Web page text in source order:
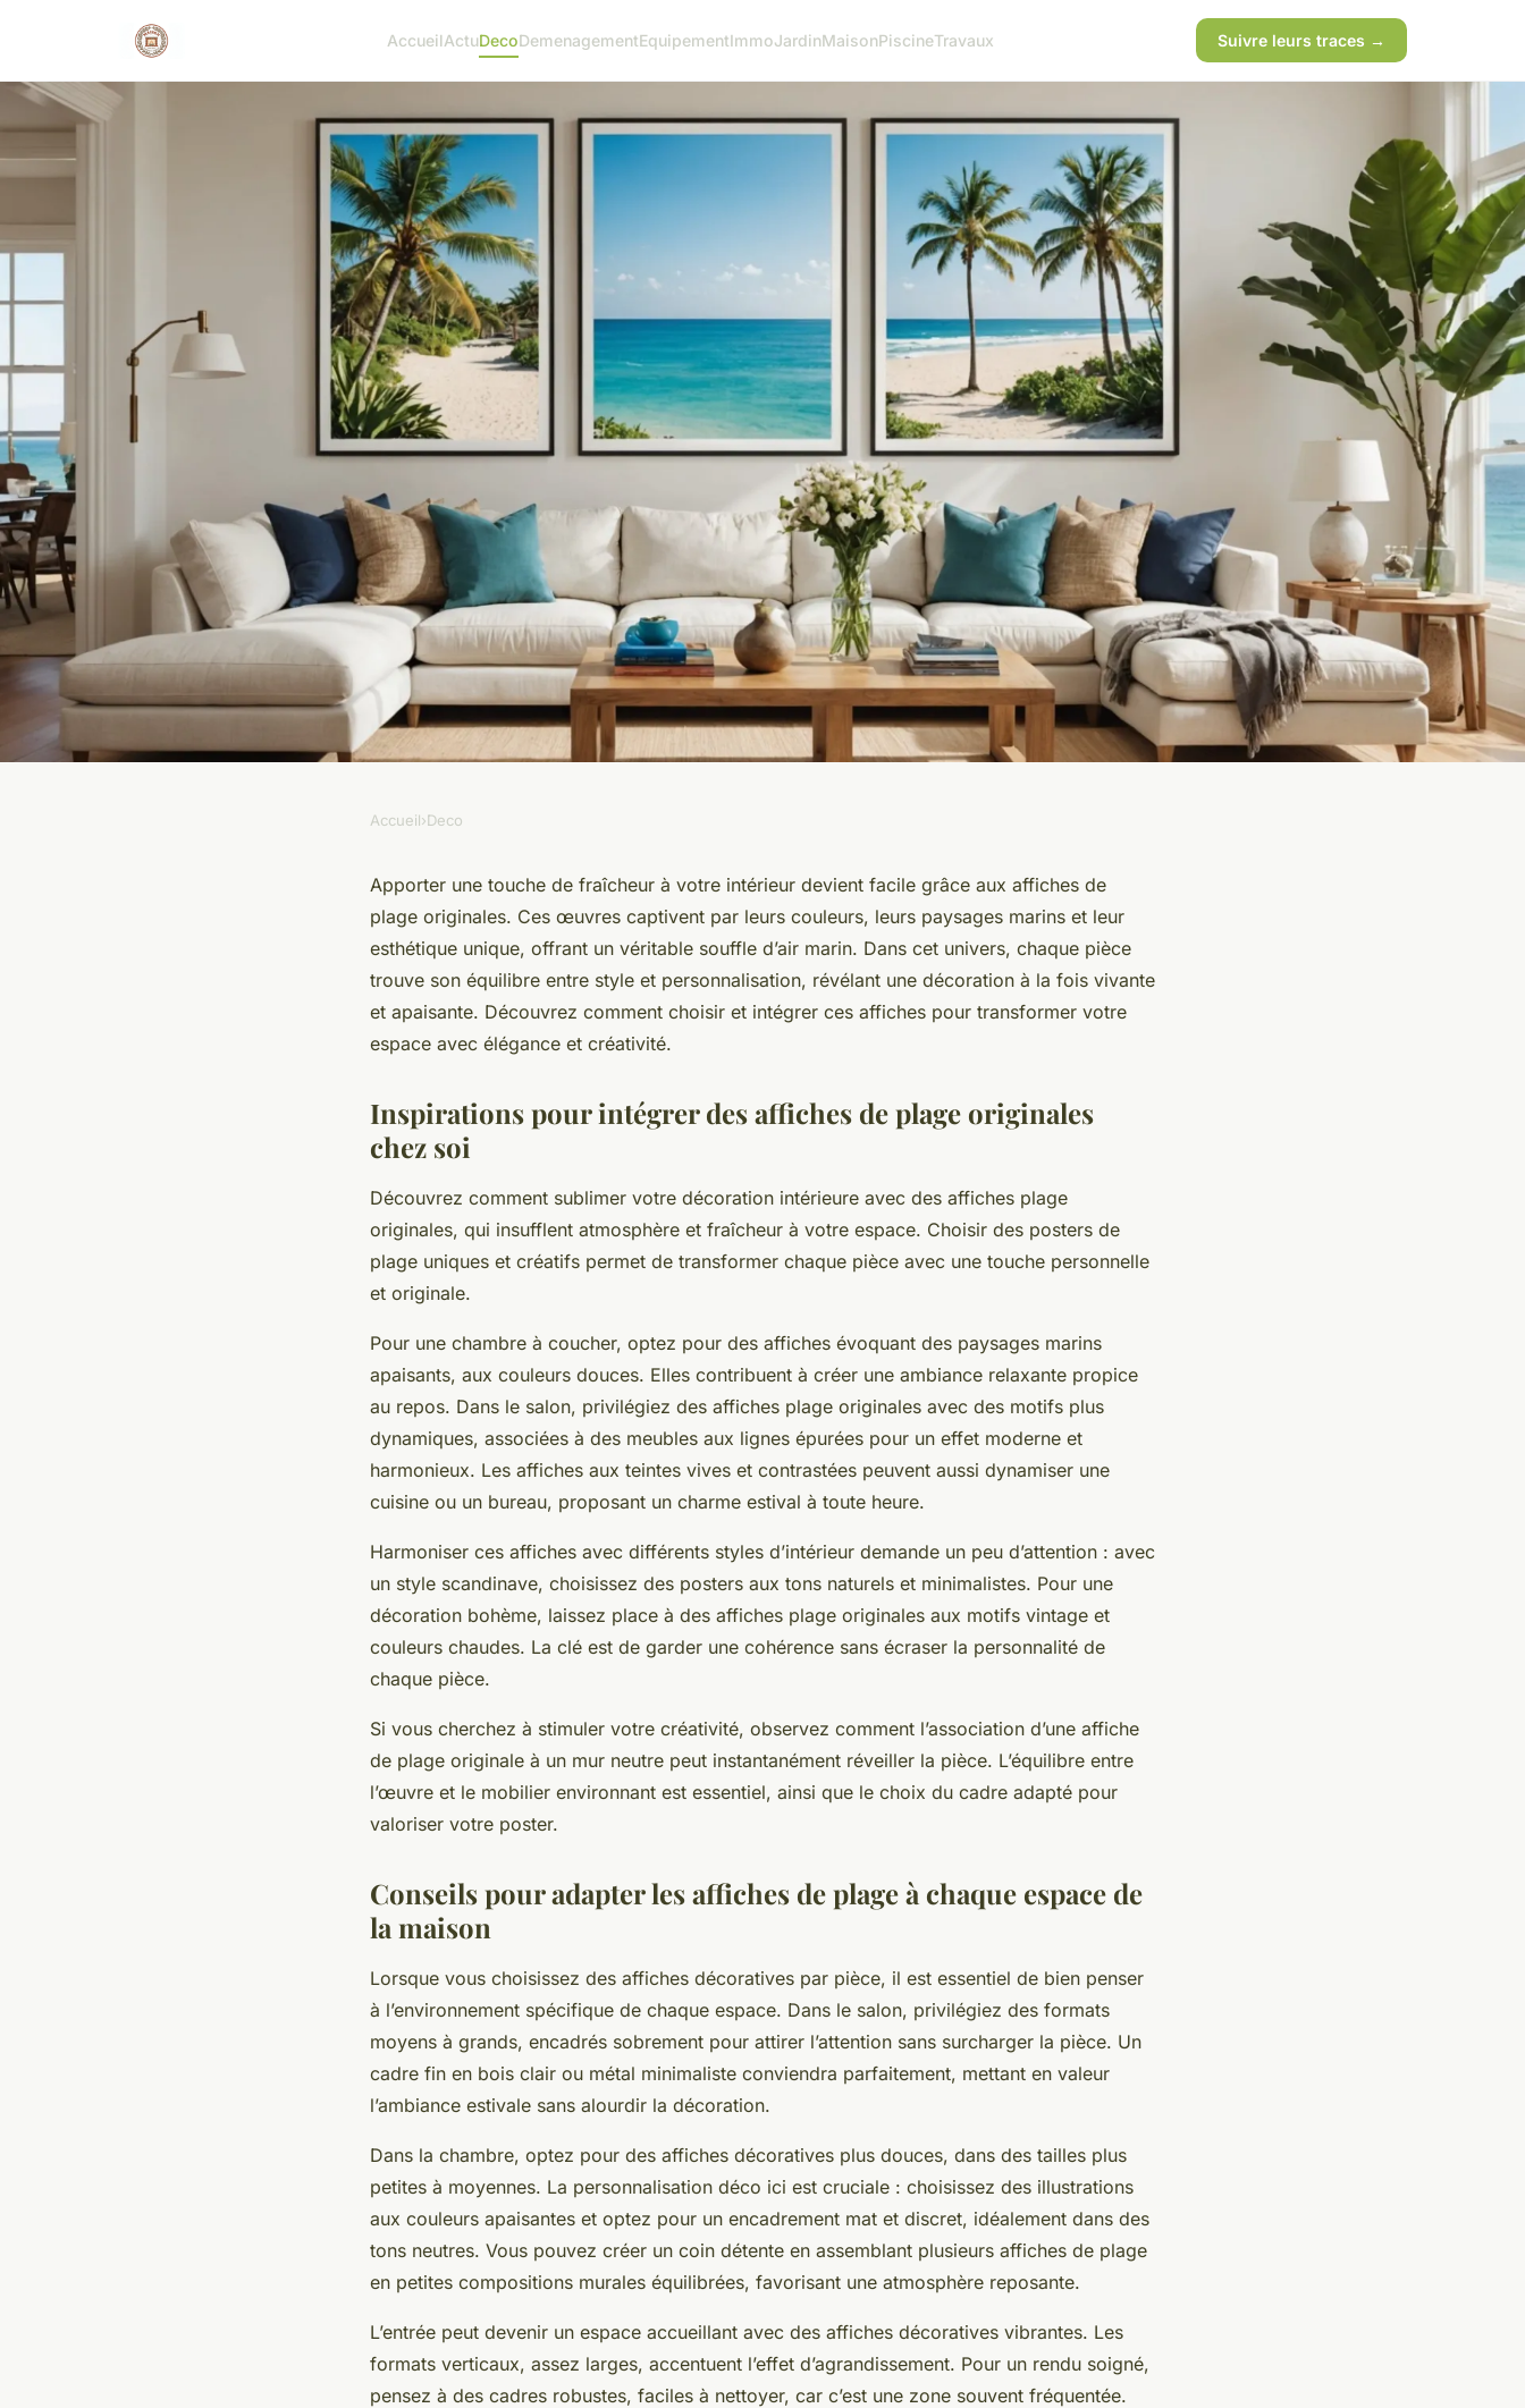
AccueilActuDecoDemenagementEquipementImmoJardinMaisonPiscineTravaux Suivre leurs traces →
Décorez votre intérieur avec des
affiches de plage originales
Accueil›Deco
Apporter une touche de fraîcheur à votre intérieur devient facile grâce aux affiches de
plage originales. Ces œuvres captivent par leurs couleurs, leurs paysages marins et leur
esthétique unique, offrant un véritable souffle d’air marin. Dans cet univers, chaque pièce
trouve son équilibre entre style et personnalisation, révélant une décoration à la fois vivante
et apaisante. Découvrez comment choisir et intégrer ces affiches pour transformer votre
espace avec élégance et créativité.
Inspirations pour intégrer des affiches de plage originales
chez soi
Découvrez comment sublimer votre décoration intérieure avec des affiches plage
originales, qui insufflent atmosphère et fraîcheur à votre espace. Choisir des posters de
plage uniques et créatifs permet de transformer chaque pièce avec une touche personnelle
et originale.
Pour une chambre à coucher, optez pour des affiches évoquant des paysages marins
apaisants, aux couleurs douces. Elles contribuent à créer une ambiance relaxante propice
au repos. Dans le salon, privilégiez des affiches plage originales avec des motifs plus
dynamiques, associées à des meubles aux lignes épurées pour un effet moderne et
harmonieux. Les affiches aux teintes vives et contrastées peuvent aussi dynamiser une
cuisine ou un bureau, proposant un charme estival à toute heure.
Harmoniser ces affiches avec différents styles d’intérieur demande un peu d’attention : avec
un style scandinave, choisissez des posters aux tons naturels et minimalistes. Pour une
décoration bohème, laissez place à des affiches plage originales aux motifs vintage et
couleurs chaudes. La clé est de garder une cohérence sans écraser la personnalité de
chaque pièce.
Si vous cherchez à stimuler votre créativité, observez comment l’association d’une affiche
de plage originale à un mur neutre peut instantanément réveiller la pièce. L’équilibre entre
l’œuvre et le mobilier environnant est essentiel, ainsi que le choix du cadre adapté pour
valoriser votre poster.
Conseils pour adapter les affiches de plage à chaque espace de
la maison
Lorsque vous choisissez des affiches décoratives par pièce, il est essentiel de bien penser
à l’environnement spécifique de chaque espace. Dans le salon, privilégiez des formats
moyens à grands, encadrés sobrement pour attirer l’attention sans surcharger la pièce. Un
cadre fin en bois clair ou métal minimaliste conviendra parfaitement, mettant en valeur
l’ambiance estivale sans alourdir la décoration.
Dans la chambre, optez pour des affiches décoratives plus douces, dans des tailles plus
petites à moyennes. La personnalisation déco ici est cruciale : choisissez des illustrations
aux couleurs apaisantes et optez pour un encadrement mat et discret, idéalement dans des
tons neutres. Vous pouvez créer un coin détente en assemblant plusieurs affiches de plage
en petites compositions murales équilibrées, favorisant une atmosphère reposante.
L’entrée peut devenir un espace accueillant avec des affiches décoratives vibrantes. Les
formats verticaux, assez larges, accentuent l’effet d’agrandissement. Pour un rendu soigné,
pensez à des cadres robustes, faciles à nettoyer, car c’est une zone souvent fréquentée.